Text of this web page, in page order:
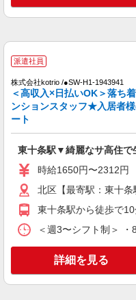
時給：
東京都
職業紹介
株式会社kotrio /●SW-S-2022177
＜十条駅
務≫≪夕
ン代含む)＞
東京都
株式会社kotrio /●SW-S-2078404
派遣社員
株式会社kotrio /●SW-H1-1943941
＜高収入×日払いOK＞落ち
ンションスタッフ★入居者
ート
東十条駅▼綺麗なサ高住で
時給1650円〜2312円
北区【最寄駅：東十条
東十条駅から徒歩で
＜週3〜シフト制＞
詳細を見る